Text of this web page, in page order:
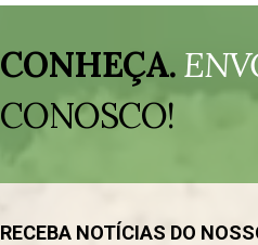
de
vídeo
CONHEÇA.
CONOSCO!
RECEBA NOTÍCIAS DO